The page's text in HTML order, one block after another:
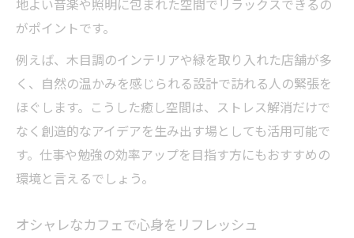
地よい音楽や照明に包まれた空間でリラックスできるの
がポイントです。
例えば、木目調のインテリアや緑を取り入れた店舗が多
く、自然の温かみを感じられる設計で訪れる人の緊張を
ほぐします。こうした癒し空間は、ストレス解消だけで
なく創造的なアイデアを生み出す場としても活用可能で
す。仕事や勉強の効率アップを目指す方にもおすすめの
環境と言えるでしょう。
オシャレなカフェで心身をリフレッシュ